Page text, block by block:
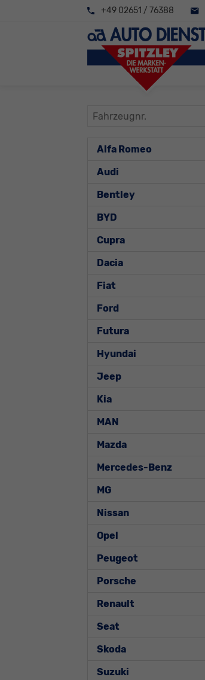
+49 02651 / 76388
Fahrzeugnr.
Alfa Romeo
Audi
Bentley
BYD
Cupra
Dacia
Fiat
Ford
Futura
Hyundai
Jeep
Kia
MAN
Mazda
Mercedes-Benz
MG
Nissan
Opel
Peugeot
Porsche
Renault
Seat
Skoda
Suzuki